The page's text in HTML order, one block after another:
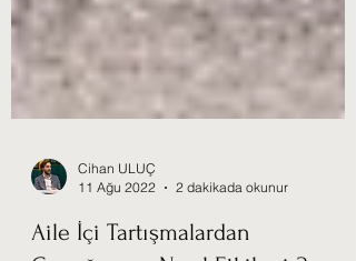
Cihan ULUÇ
11 Ağu 2022